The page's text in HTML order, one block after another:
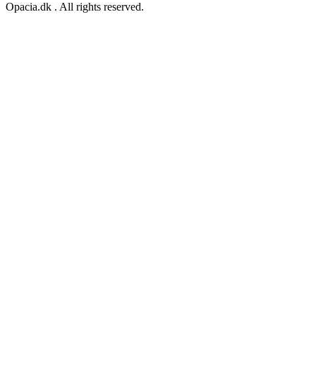
Opacia.dk . All rights reserved.